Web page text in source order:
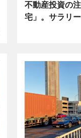
不動産投資の
宅」。サラリ